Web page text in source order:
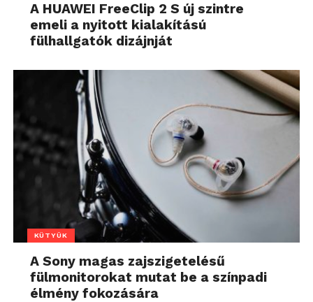
A HUAWEI FreeClip 2 S új szintre
emeli a nyitott kialakítású
fülhallgatók dizájnját
KÜTYÜK
A Sony magas zajszigetelésű
fülmonitorokat mutat be a színpadi
élmény fokozására